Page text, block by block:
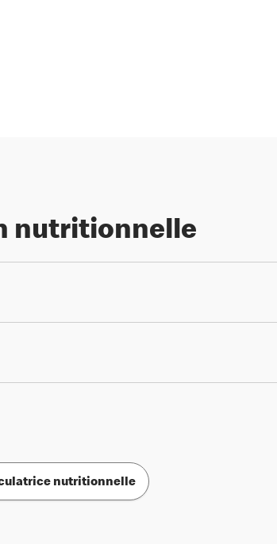
nutritionnelle
nutritionnelle